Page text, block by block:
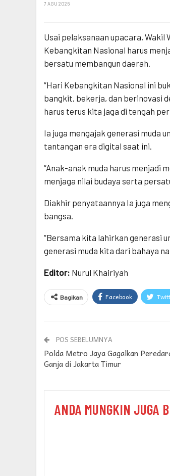
7 AGU 2026
Usai pelaksanaan upacara,
Kebangkitan Nasional harus
bersatu membangun daerah.
“Hari Kebangkitan Nasional ini
bangkit, bekerja, dan berinovasi
harus terus kita jaga di tengah
Ia juga mengajak generasi muda
tantangan era digital saat ini.
“Anak-anak muda harus
menjaga nilai budaya serta
Diakhir penyataannya Ia juga
bangsa.
“Bersama kita lahirkan generasi
generasi muda kita dari bahaya
Editor: Nurul Khairiyah
Bagikan Facebook
POS SEBELUMNYA
Polda Metro Jaya Gagalkan
Ganja di Jakarta Timur
ANDA MUNGKIN JUGA